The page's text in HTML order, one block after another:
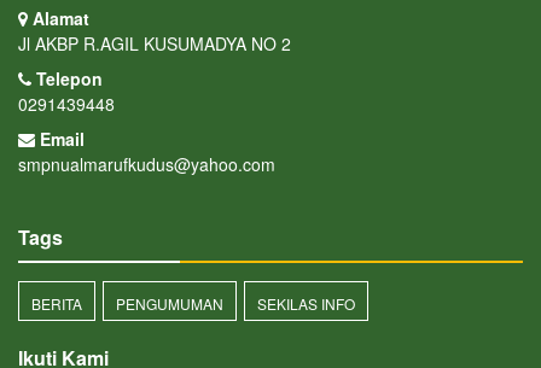
Alamat
Jl AKBP R.AGIL KUSUMADYA NO 2
Telepon
0291439448
Email
smpnualmarufkudus@yahoo.com
Tags
BERITA PENGUMUMAN SEKILAS INFO
Ikuti Kami